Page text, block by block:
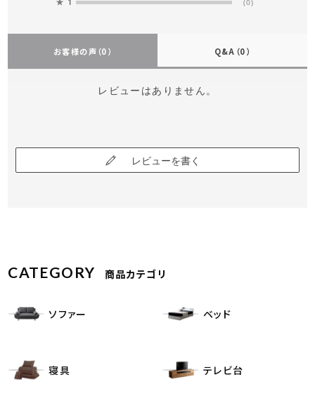
(0)
お客様の声 （0） Q&A （0）
レビューはありません。
レビューを書く
CATEGORY 商品カテゴリ
ソファー ベッド
寝具 テレビ台